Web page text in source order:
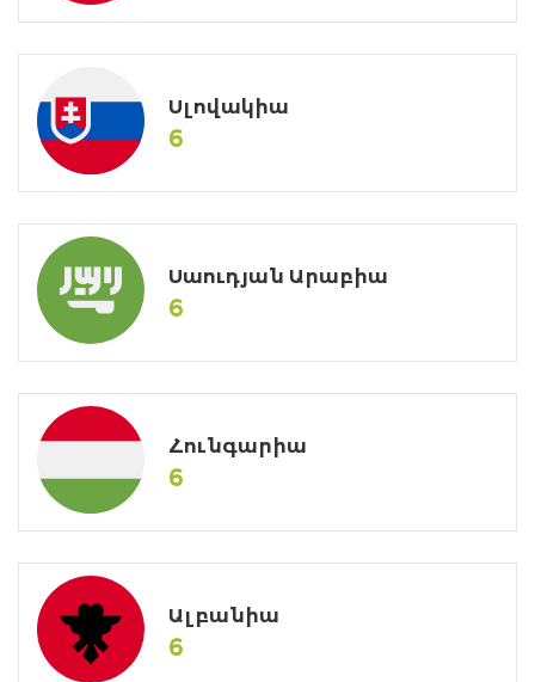
Սլովակիա
6
Սաուդյան Արաբիա
6
Հունգարիա
6
Ալբանիա
6